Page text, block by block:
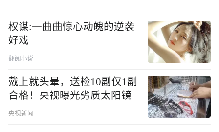
权谋:一曲曲惊心动魄的逆袭
好戏
翻阅小说
戴上就头晕，送检10副仅1副
合格！央视曝光劣质太阳镜
央视新闻